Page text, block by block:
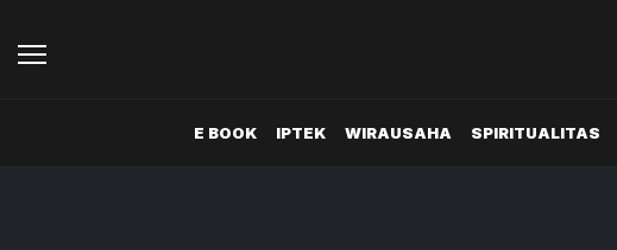
E BOOK IPTEK WIRAUSAHA SPIRITUALITAS